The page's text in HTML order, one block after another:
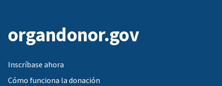
organdonor.gov
Inscríbase ahora
Cómo funciona la donación